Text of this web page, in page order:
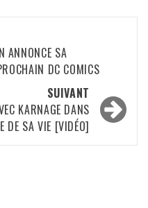
ANNONCE SA
DC COMICS
SUIVANT
KARNAGE DANS
DE SA VIE [VIDÉO]